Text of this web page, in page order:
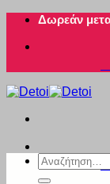
Μετάβαση
περιεχόμενο
Δωρεάν
Αναζήτηση
για: